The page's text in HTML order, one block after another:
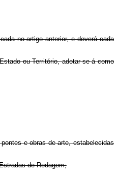
no artigo anterior, e deverá cada
ou Território, adotar-se-á como
e obras de arte, estabelecidas
de Rodagem;